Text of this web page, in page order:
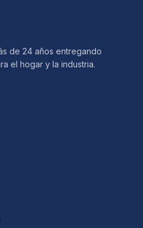
de 24 años entregando
el hogar y la industria.